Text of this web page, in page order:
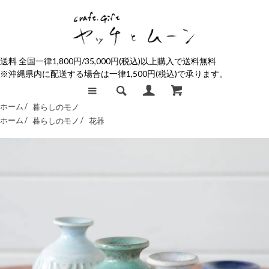
送料 全国一律1,800円/35,000円(税込)以上購入で送料無料
※沖縄県内に配送する場合は一律1,500円(税込)で承ります。
ホーム / 暮らしのモノ
ホーム / 暮らしのモノ/ 花器